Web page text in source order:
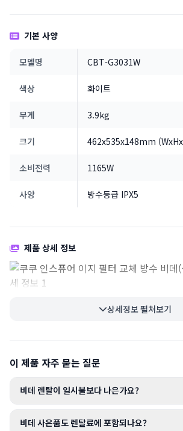
기본 사양
모델명 CBT-G3031W
색상 화이트
무게 3.9kg
크기 462x535x148mm
소비전력 1165W
사양 방수등급 IPX5
제품 상세 정보
상세정보 펼쳐보기
이 제품 자주 묻는 질문
비데 렌탈이 일시불보다 나은가요?
비데 사은품도 렌탈료에 포함되나요?